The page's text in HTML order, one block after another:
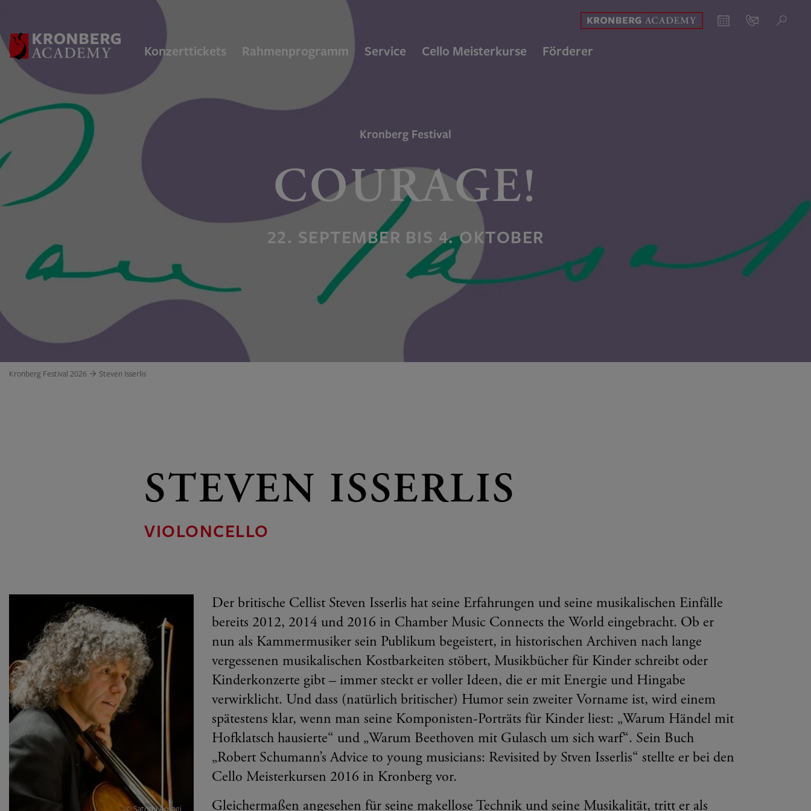
Kronberg Academy KalenderKontakt
Suche
Konzerttickets Rahmenprogramm Service Cello Meisterkurse Förderer
Kronberg Festival
COURAGE!
22. SEPTEMBER BIS 4. OKTOBER
Kronberg Festival 2026 Steven Isserlis
STEVEN ISSERLIS
VIOLONCELLO
© Satoshi Aoyagi
Der britische Cellist Steven Isserlis hat seine Erfahrungen und seine musikalischen Einfälle
bereits 2012, 2014 und 2016 in Chamber Music Connects the World eingebracht. Ob er
nun als Kammermusiker sein Publikum begeistert, in historischen Archiven nach lange
vergessenen musikalischen Kostbarkeiten stöbert, Musikbücher für Kinder schreibt oder
Kinderkonzerte gibt – immer steckt er voller Ideen, die er mit Energie und Hingabe
verwirklicht. Und dass (natürlich britischer) Humor sein zweiter Vorname ist, wird einem
spätestens klar, wenn man seine Komponisten-Porträts für Kinder liest: „Warum Händel mit
Hofklatsch hausierte“ und „Warum Beethoven mit Gulasch um sich warf“. Sein Buch
„Robert Schumann’s Advice to young musicians: Revisited by Stven Isserlis“ stellte er bei den
Cello Meisterkursen 2016 in Kronberg vor.
Gleichermaßen angesehen für seine makellose Technik und seine Musikalität, tritt er als